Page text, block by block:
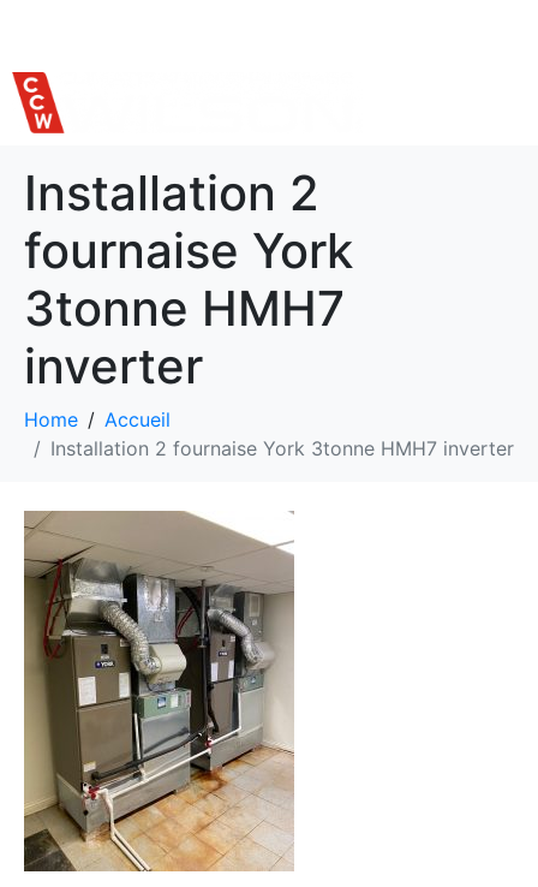
Installation 2
fournaise York
3tonne HMH7
inverter
Home
Accueil
Installation 2 fournaise York 3tonne HMH7 inverter